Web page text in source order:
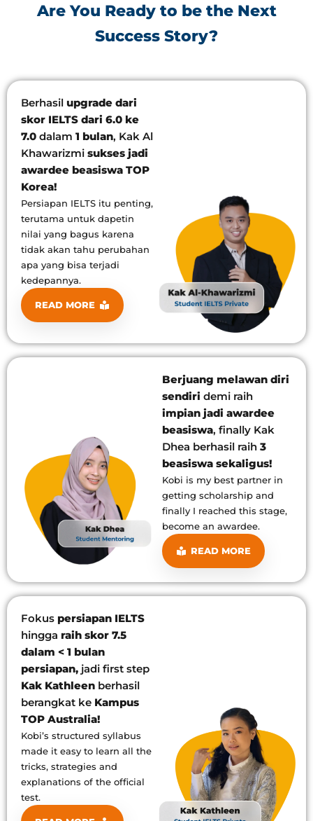
Are You Ready to be the Next
Success Story?
Berhasil upgrade dari
skor IELTS dari 6.0 ke
7.0 dalam 1 bulan, Kak Al
Khawarizmi sukses jadi
awardee beasiswa TOP
Korea!
Persiapan IELTS itu penting,
terutama untuk dapetin
nilai yang bagus karena
tidak akan tahu perubahan
apa yang bisa terjadi
kedepannya.
READ MORE
Berjuang melawan diri
sendiri demi raih
impian jadi awardee
beasiswa, finally Kak
Dhea berhasil raih3
beasiswa sekaligus!
Kobi is my best partner in
getting scholarship and
finally I reached this stage,
become an awardee.
READ MORE
Fokus persiapan IELTS
hingga raih skor 7.5
dalam < 1 bulan
persiapan, jadi first step
Kak Kathleen berhasil
berangkat ke Kampus
TOP Australia!
Kobi’s structured syllabus
made it easy to learn all the
tricks, strategies and
explanations of the official
test.